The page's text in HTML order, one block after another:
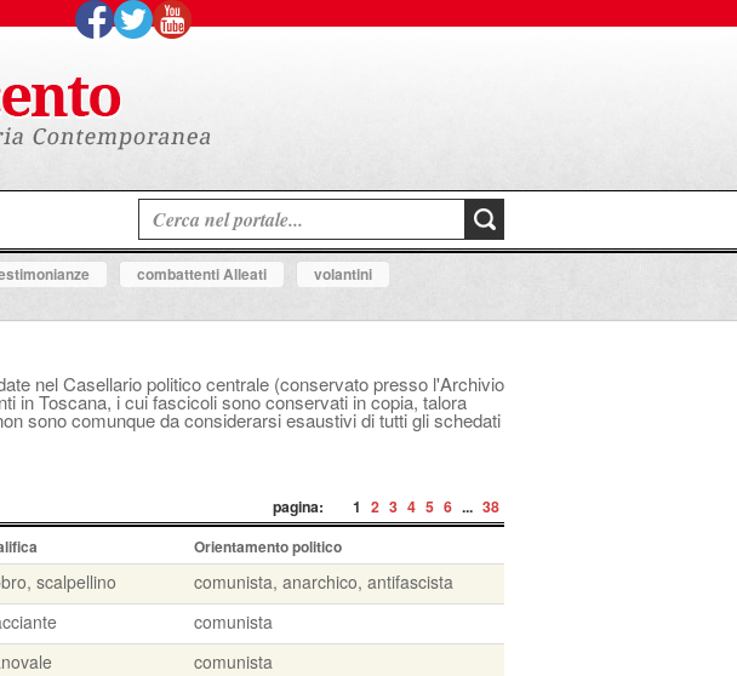
combattenti Alleati
volantini
nel Casellario politico centrale (conservato presso l'Archivio
in Toscana, i cui fascicoli sono conservati in copia, talora
sono comunque da considerarsi esaustivi di tutti gli schedati
pagina: 1 2 3 4 5 6 ... 38
Orientamento politico
scalpellino
comunista, anarchico, antifascista
comunista
comunista